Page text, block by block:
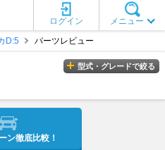
メニュー
ログイン
D:5 パーツレビュー
型式・グレードで絞る
ン徹底比較！